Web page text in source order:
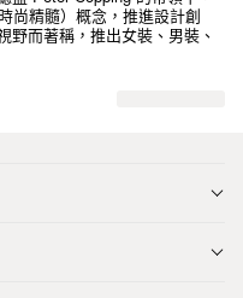
尚精髓）概念，推進設計創
野而著稱，推出女裝、男裝、